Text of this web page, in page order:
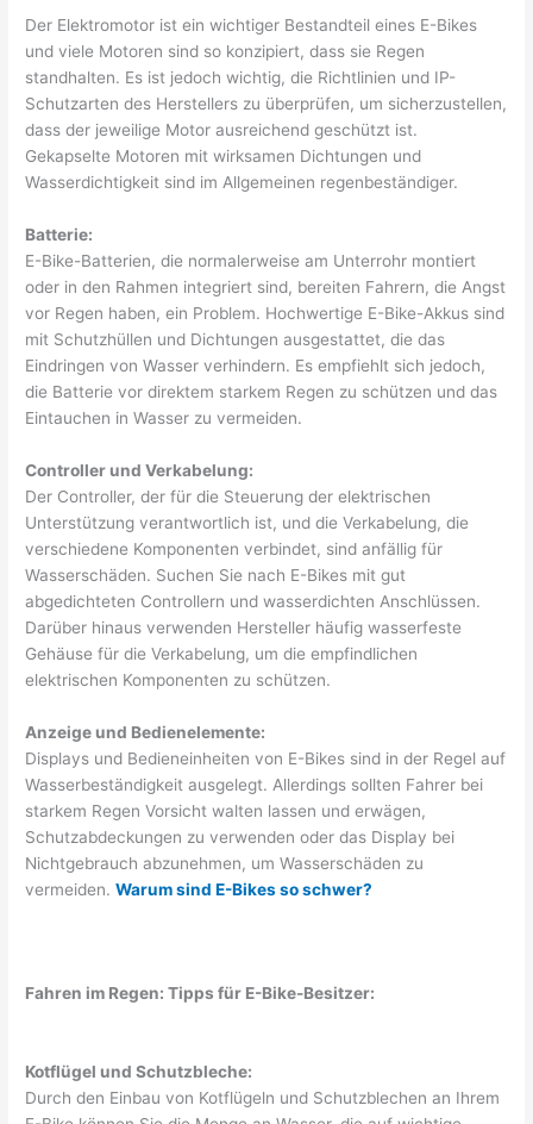
Der Elektromotor ist ein wichtiger Bestandteil eines E-Bikes
und viele Motoren sind so konzipiert, dass sie Regen
standhalten. Es ist jedoch wichtig, die Richtlinien und IP-
Schutzarten des Herstellers zu überprüfen, um sicherzustellen,
dass der jeweilige Motor ausreichend geschützt ist.
Gekapselte Motoren mit wirksamen Dichtungen und
Wasserdichtigkeit sind im Allgemeinen regenbeständiger.
Batterie:
E-Bike-Batterien, die normalerweise am Unterrohr montiert
oder in den Rahmen integriert sind, bereiten Fahrern, die Angst
vor Regen haben, ein Problem. Hochwertige E-Bike-Akkus sind
mit Schutzhüllen und Dichtungen ausgestattet, die das
Eindringen von Wasser verhindern. Es empfiehlt sich jedoch,
die Batterie vor direktem starkem Regen zu schützen und das
Eintauchen in Wasser zu vermeiden.
Controller und Verkabelung:
Der Controller, der für die Steuerung der elektrischen
Unterstützung verantwortlich ist, und die Verkabelung, die
verschiedene Komponenten verbindet, sind anfällig für
Wasserschäden. Suchen Sie nach E-Bikes mit gut
abgedichteten Controllern und wasserdichten Anschlüssen.
Darüber hinaus verwenden Hersteller häufig wasserfeste
Gehäuse für die Verkabelung, um die empfindlichen
elektrischen Komponenten zu schützen.
Anzeige und Bedienelemente:
Displays und Bedieneinheiten von E-Bikes sind in der Regel auf
Wasserbeständigkeit ausgelegt. Allerdings sollten Fahrer bei
starkem Regen Vorsicht walten lassen und erwägen,
Schutzabdeckungen zu verwenden oder das Display bei
Nichtgebrauch abzunehmen, um Wasserschäden zu
vermeiden.Warum sind E-Bikes so schwer?
Fahren im Regen: Tipps für E-Bike-Besitzer:
Kotflügel und Schutzbleche:
Durch den Einbau von Kotflügeln und Schutzblechen an Ihrem